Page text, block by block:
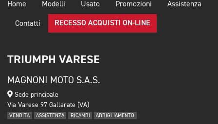
Home Modelli Usato Promozioni Assistenza
Contatti RECESSO ACQUISTI ON-LINE
TRIUMPH VARESE
MAGNONI MOTO S.A.S.
Sede principale
Via Varese 97 Gallarate (VA)
VENDITA ASSISTENZA RICAMBI ABBIGLIAMENTO